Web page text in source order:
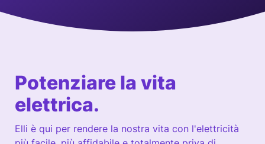
Potenziare la vita
elettrica.
Elli è qui per rendere la nostra vita con l'elettricità